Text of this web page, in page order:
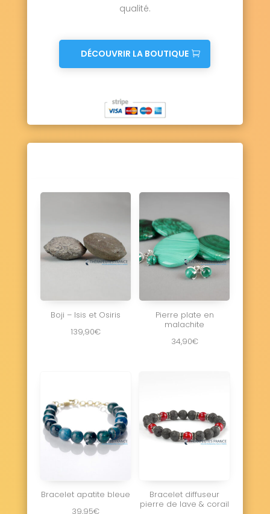
qualité.
DÉCOUVRIR LA BOUTIQUE
Boji – Isis et Osiris
139,90€
Pierre plate en
malachite
34,90€
Bracelet apatite bleue
39,95€
Bracelet diffuseur
pierre de lave & corail